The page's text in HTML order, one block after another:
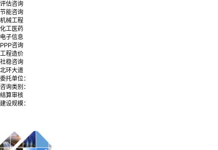
评估咨询
节能咨询
机械工程
化工医药
电子信息
PPP咨询
工程造价
社稳咨询
北环大道
委托单位：
咨询类别：
结算审核
建设规模：